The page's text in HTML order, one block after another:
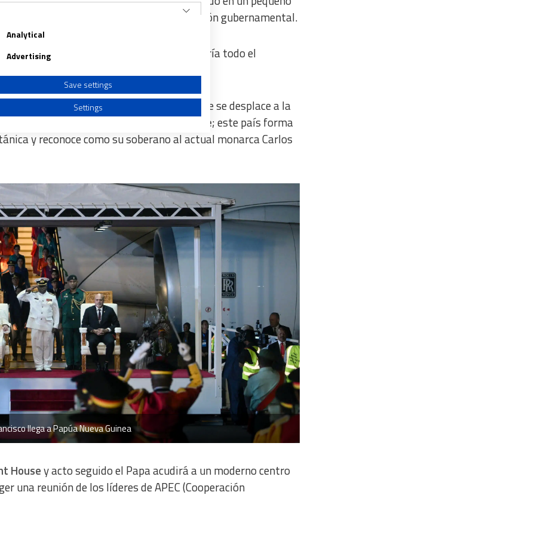
himnos nacionales y saludó a la delegación gubernamental.
el aeropuerto.
La noche ya cubría todo el
(1:45 horas en España), está previsto que se desplace a la
Sir Bob Bofeng Dadae; este país forma
y reconoce como su soberano al actual monarca Carlos
llega a Papúa Nueva Guinea
Housey acto seguido el Papa acudirá a un moderno centro
una reunión de los líderes de APEC (Cooperación
from different sources
Analytical
Advertising
Save settings
Settings